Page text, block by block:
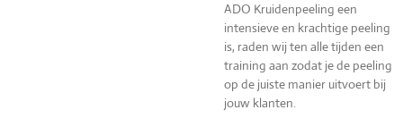
ADO Kruidenpeeling een
intensieve en krachtige peeling
is, raden wij ten alle tijden een
training aan zodat je de peeling
op de juiste manier uitvoert bij
jouw klanten.